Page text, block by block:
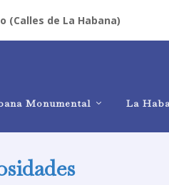
(Calles de La Habana)
Monumental La